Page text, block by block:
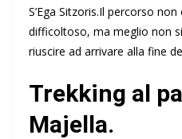
S’Ega Sitzoris.Il percorso
difficoltoso, ma meglio non
riuscire ad arrivare alla fine
Trekking al
Majella.